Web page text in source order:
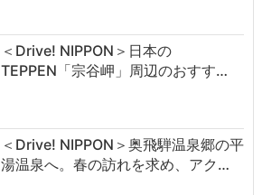
＜Drive! NIPPON＞日本の
TEPPEN「宗谷岬」周辺のおすす…
＜Drive! NIPPON＞奥飛騨温泉郷の平
湯温泉へ。春の訪れを求め、アク…